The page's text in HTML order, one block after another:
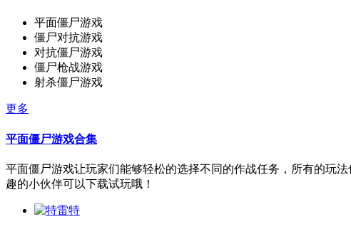
平面僵尸游戏
僵尸对抗游戏
对抗僵尸游戏
僵尸枪战游戏
射杀僵尸游戏
更多
平面僵尸游戏合集
平面僵尸游戏让玩家们能够轻松的选择不同的作战任务，所有的玩
趣的小伙伴可以下载试玩哦！